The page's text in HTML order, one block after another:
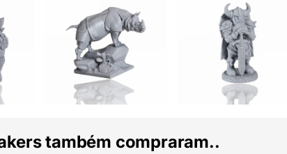
também compraram..